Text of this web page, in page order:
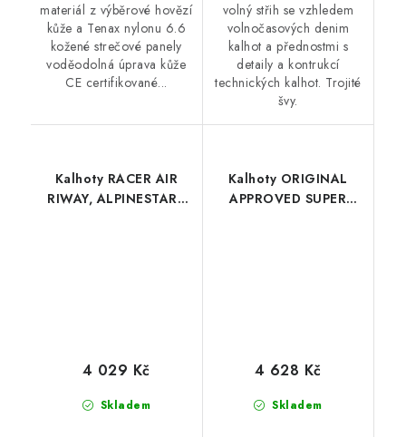
materiál z výběrové hovězí
kůže a Tenax nylonu 6.6
kožené strečové panely
voděodolná úprava kůže
CE certifikované...
volný střih se vzhledem
volnočasových denim
kalhot a přednostmi s
detaily a kontrukcí
technických kalhot. Trojité
švy.
Kalhoty RACER AIR
RIWAY, ALPINESTARS
Skladem
4 029 Kč
Kalhoty ORIGINAL
APPROVED SUPER
Skladem
4 628 Kč